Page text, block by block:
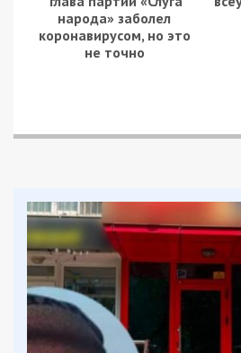
народа» заболел
коронавирусом, но это
не точно